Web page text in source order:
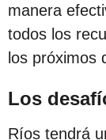
manera
todos los
los próximos
Los
Ríos tendrá